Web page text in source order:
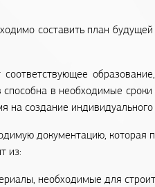
составить план будущей
в необходимые
на создание
документацию, которая
из:
необходимые для